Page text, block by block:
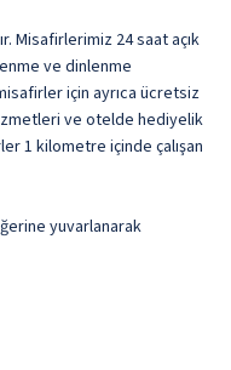
Misafirlerimiz 24 saat açık
ve dinlenme
için ayrıca ücretsiz
ve otelde hediyelik
1 kilometre içinde çalışan
yuvarlanarak